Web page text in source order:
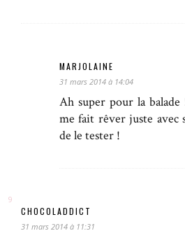
MARJOLAINE
31 mars 2014 à 14:04
Ah super pour la balade
me fait rêver juste avec
de le tester !
CHOCOLADDICT
31 mars 2014 à 11:31